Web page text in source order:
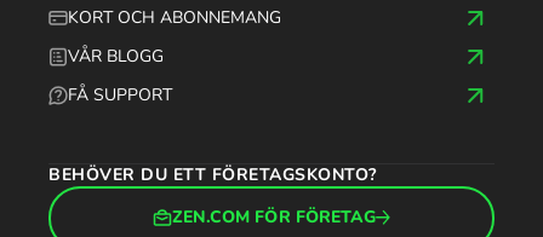
KORT OCH ABONNEMANG
VÅR BLOGG
FÅ SUPPORT
BEHÖVER DU ETT FÖRETAGSKONTO?
ZEN.COM FÖR FÖRETAG